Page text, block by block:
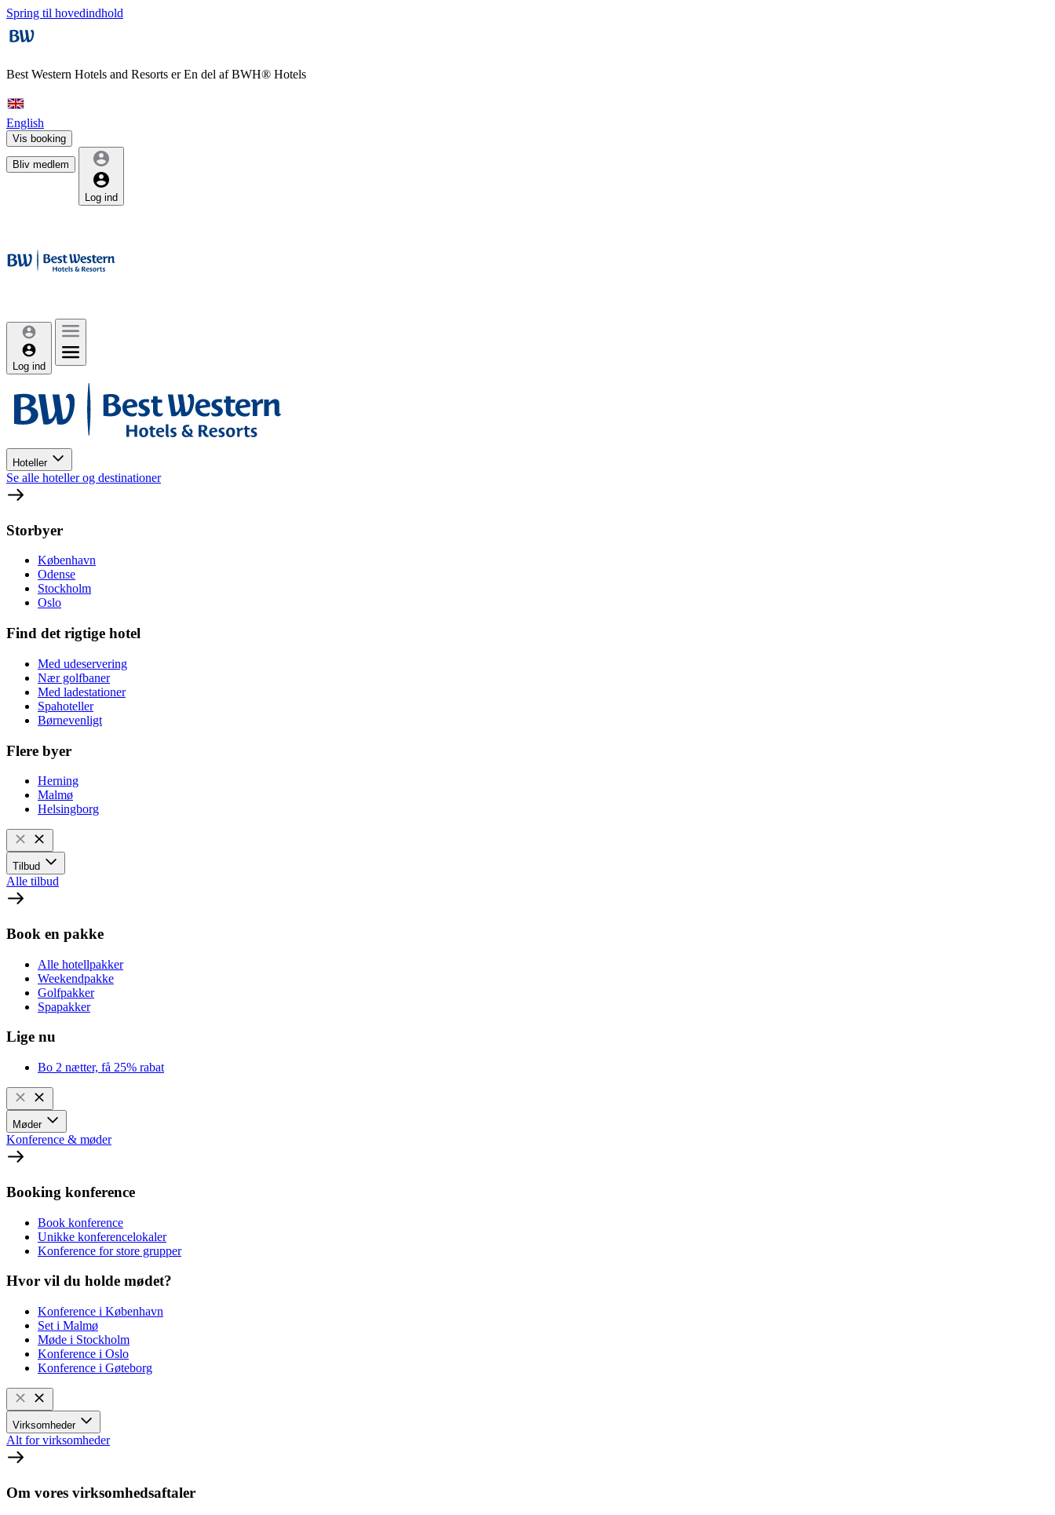
Spring til hovedindhold
Best Western Hotels and Resorts erEn del af BWH® Hotels
English
Vis booking
Bliv medlem
Log ind
Log ind
Hoteller
Se alle hoteller og destinationer
Storbyer
København
Odense
Stockholm
Oslo
Find det rigtige hotel
Med udeservering
Nær golfbaner
Med ladestationer
Spahoteller
Børnevenligt
Flere byer
Herning
Malmø
Helsingborg
Tilbud
Alle tilbud
Book en pakke
Alle hotellpakker
Weekendpakke
Golfpakker
Spapakker
Lige nu
Bo 2 nætter, få 25% rabat
Møder
Konference & møder
Booking konference
Book konference
Unikke konferencelokaler
Konference for store grupper
Hvor vil du holde mødet?
Konference i København
Set i Malmø
Møde i Stockholm
Konference i Oslo
Konference i Gøteborg
Virksomheder
Alt for virksomheder
Om vores virksomhedsaftaler